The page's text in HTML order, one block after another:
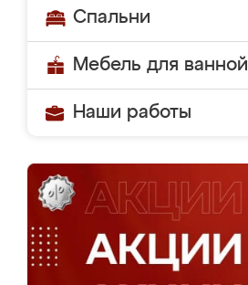
Спальни
Мебель для ванной
Наши работы